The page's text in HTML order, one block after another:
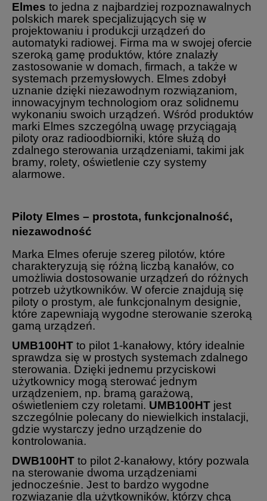
Elmes to jedna z najbardziej rozpoznawalnych
polskich marek specjalizujących się w
projektowaniu i produkcji urządzeń do
automatyki radiowej. Firma ma w swojej ofercie
szeroką gamę produktów, które znalazły
zastosowanie w domach, firmach, a także w
systemach przemysłowych. Elmes zdobył
uznanie dzięki niezawodnym rozwiązaniom,
innowacyjnym technologiom oraz solidnemu
wykonaniu swoich urządzeń. Wśród produktów
marki Elmes szczególną uwagę przyciągają
piloty oraz radioodbiorniki, które służą do
zdalnego sterowania urządzeniami, takimi jak
bramy, rolety, oświetlenie czy systemy
alarmowe.
Piloty Elmes – prostota, funkcjonalność,
niezawodność
Marka Elmes oferuje szereg pilotów, które
charakteryzują się różną liczbą kanałów, co
umożliwia dostosowanie urządzeń do różnych
potrzeb użytkowników. W ofercie znajdują się
piloty o prostym, ale funkcjonalnym designie,
które zapewniają wygodne sterowanie szeroką
gamą urządzeń.
UMB100HT to pilot 1-kanałowy, który idealnie
sprawdza się w prostych systemach zdalnego
sterowania. Dzięki jednemu przyciskowi
użytkownicy mogą sterować jednym
urządzeniem, np. bramą garażową,
oświetleniem czy roletami. UMB100HT jest
szczególnie polecany do niewielkich instalacji,
gdzie wystarczy jedno urządzenie do
kontrolowania.
DWB100HT to pilot 2-kanałowy, który pozwala
na sterowanie dwoma urządzeniami
jednocześnie. Jest to bardzo wygodne
rozwiązanie dla użytkowników, którzy chcą